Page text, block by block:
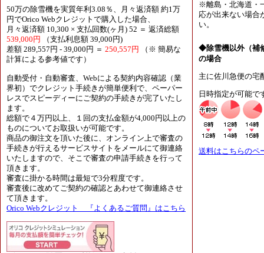
50万の除雪機を実質年利3.08％、月々返済額 約1万
円でOrico Webクレジットで購入した場合、
月々返済額 10,300 × 支払回数(ヶ月) 52 ＝ 返済総額
539,000円
（支払利息額 39,000円)
差額 289,557円 - 39,000円 ＝ 250,557円
（※ 簡易な
計算による参考値です）
自動受付・自動審査、Webによる契約内容確認（業
界初）でクレジット手続きが簡単便利で、ペーパー
レスでスピーディーにご契約の手続きが完了いたし
ます。
総額で４万円以上、１回の支払金額が4,000円以上の
ものについてお取扱いが可能です。
商品の御注文を頂いた後に、オンライン上で審査の
手続きが行えるサービスサイトをメールにて御連絡
いたしますので、そこで審査の申請手続きを行って
頂きます。
審査に掛かる時間は最短で3分程度です。
審査後に改めてご契約の確認とあわせて御連絡させ
て頂きます。
Orico Webクレジット 『よくあるご質問』はこちら
※離島・北海道・
応が出来ない場合
い。
◆除雪機以外（補
の場合
主に佐川急便の宅
日時指定が可能で
送料はこちらのペ